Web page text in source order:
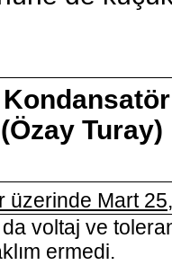
Turay)
üzerinde Mart
da voltaj ve
ermedi.